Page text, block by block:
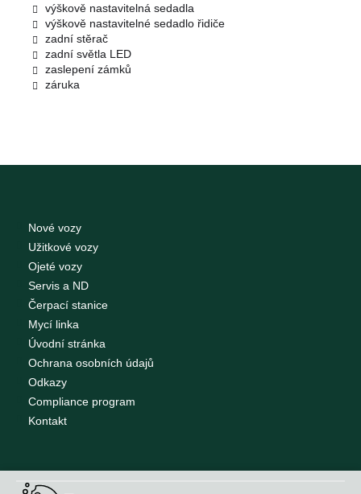
výškově nastavitelná sedadla
výškově nastavitelné sedadlo řidiče
zadní stěrač
zadní světla LED
zaslepení zámků
záruka
Nové vozy
Užitkové vozy
Ojeté vozy
Servis a ND
Čerpací stanice
Mycí linka
Úvodní stránka
Ochrana osobních údajů
Odkazy
Compliance program
Kontakt